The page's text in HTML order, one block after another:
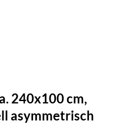
240x100 cm,
asymmetrisch